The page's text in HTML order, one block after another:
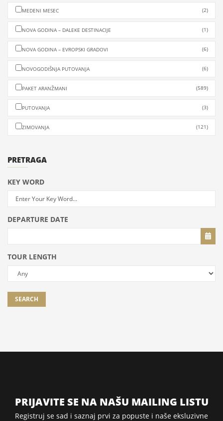
MEDENI MESEC (2)
NOVA GODINA – DALEKE DESTINACIJE (1)
NOVA GODINA – EVROPSKI GRADOVI (6)
NOVOGODIŠNJA PUTOVANJA (6)
PAKET ARANŽMANI (589)
PUTOVANJA (3)
ZIMOVANJA (121)
PRETRAGA
KEY WORD
DEPARTURE DATE
TOUR LENGTH
SEARCH
PRIJAVITE SE NA NAŠU MAILING LISTU
Registruj se sad i saznaj prvi za popuste i naše eksluzivne